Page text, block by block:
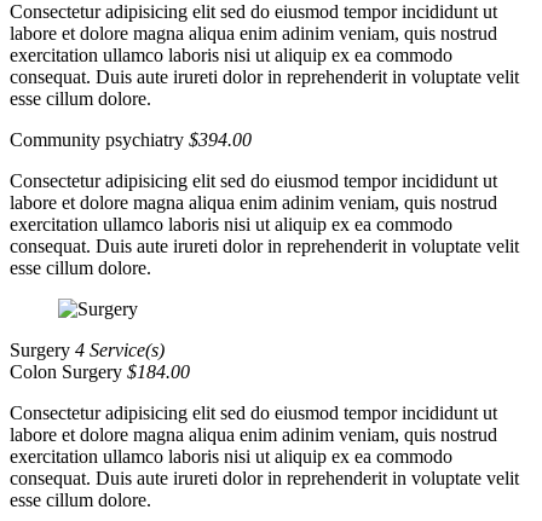
Consectetur adipisicing elit sed do eiusmod tempor incididunt ut
labore et dolore magna aliqua enim adinim veniam, quis nostrud
exercitation ullamco laboris nisi ut aliquip ex ea commodo
consequat. Duis aute irureti dolor in reprehenderit in voluptate velit
esse cillum dolore.
Community psychiatry $394.00
Consectetur adipisicing elit sed do eiusmod tempor incididunt ut
labore et dolore magna aliqua enim adinim veniam, quis nostrud
exercitation ullamco laboris nisi ut aliquip ex ea commodo
consequat. Duis aute irureti dolor in reprehenderit in voluptate velit
esse cillum dolore.
Surgery 4 Service(s)
Colon Surgery $184.00
Consectetur adipisicing elit sed do eiusmod tempor incididunt ut
labore et dolore magna aliqua enim adinim veniam, quis nostrud
exercitation ullamco laboris nisi ut aliquip ex ea commodo
consequat. Duis aute irureti dolor in reprehenderit in voluptate velit
esse cillum dolore.